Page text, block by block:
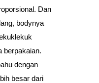
Dan
bodynya
berpakaian.
dengan
besar dari